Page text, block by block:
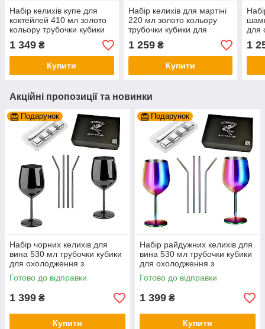
Набір келихів купе для
коктейлей 410 мл золото
кольору трубочки кубики
нержавіючої сталі REMY-
DECOR на 2 особи
1 349 ₴
Купити
Набір келихів для мартіні
220 мл золото кольору
трубочки кубики для
нержавіючої сталі REMY-
DECOR на 2 особи
1 259₴
Купити
для
1
Акційні пропозиції та новинки
Подарунок
Набір чорних келихів для
вина 530 мл трубочки кубики
для охолодження з
нержавіючої сталі REMY-
DECOR на 2 особи
Готово до відправки
1 399 ₴
Купити
Подарунок
Набір райдужних келихів для
вина 530 мл трубочки кубики
для охолодження з
нержавіючої сталі REMY-
DECOR на 2 особи
Готово до відправки
1 399 ₴
Купити